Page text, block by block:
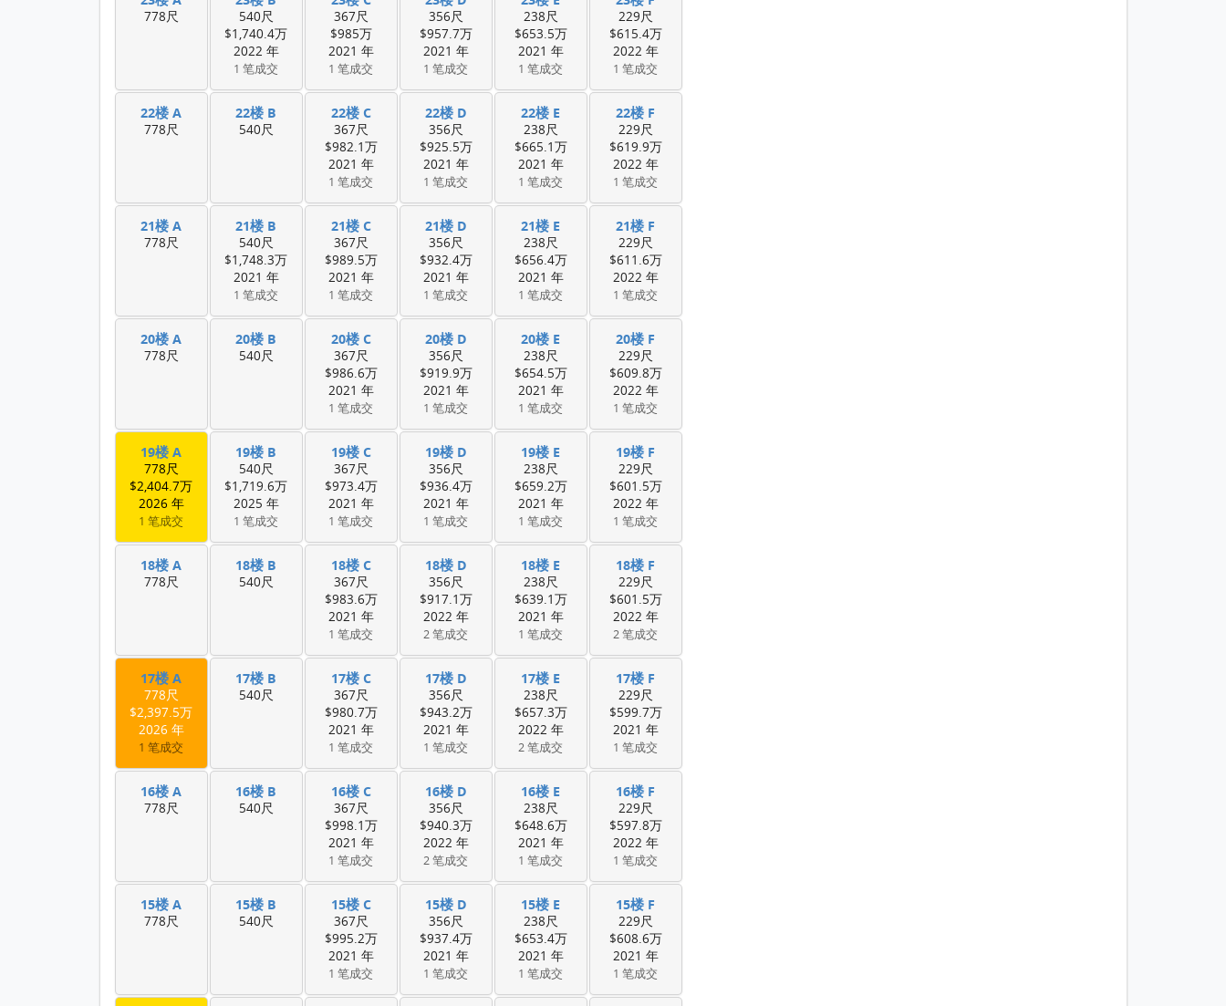
778尺
540尺
$1,740.4万
2022 年
1 笔成交
367尺
$985万
2021 年
1 笔成交
356尺
$957.7万
2021 年
1 笔成交
238尺
$653.5万
2021 年
1 笔成交
229尺
$615.4万
2022 年
1 笔成交
22楼 A
778尺
22楼 B
540尺
22楼 C
367尺
$982.1万
2021 年
1 笔成交
22楼 D
356尺
$925.5万
2021 年
1 笔成交
22楼 E
238尺
$665.1万
2021 年
1 笔成交
22楼 F
229尺
$619.9万
2022 年
1 笔成交
21楼 A
778尺
21楼 B
540尺
$1,748.3万
2021 年
1 笔成交
21楼 C
367尺
$989.5万
2021 年
1 笔成交
21楼 D
356尺
$932.4万
2021 年
1 笔成交
21楼 E
238尺
$656.4万
2021 年
1 笔成交
21楼 F
229尺
$611.6万
2022 年
1 笔成交
20楼 A
778尺
20楼 B
540尺
20楼 C
367尺
$986.6万
2021 年
1 笔成交
20楼 D
356尺
$919.9万
2021 年
1 笔成交
20楼 E
238尺
$654.5万
2021 年
1 笔成交
20楼 F
229尺
$609.8万
2022 年
1 笔成交
19楼 A
778尺
$2,404.7万
2026 年
1 笔成交
19楼 B
540尺
$1,719.6万
2025 年
1 笔成交
19楼 C
367尺
$973.4万
2021 年
1 笔成交
19楼 D
356尺
$936.4万
2021 年
1 笔成交
19楼 E
238尺
$659.2万
2021 年
1 笔成交
19楼 F
229尺
$601.5万
2022 年
1 笔成交
18楼 A
778尺
18楼 B
540尺
18楼 C
367尺
$983.6万
2021 年
1 笔成交
18楼 D
356尺
$917.1万
2022 年
2 笔成交
18楼 E
238尺
$639.1万
2021 年
1 笔成交
18楼 F
229尺
$601.5万
2022 年
2 笔成交
17楼 A
778尺
$2,397.5万
2026 年
1 笔成交
17楼 B
540尺
17楼 C
367尺
$980.7万
2021 年
1 笔成交
17楼 D
356尺
$943.2万
2021 年
1 笔成交
17楼 E
238尺
$657.3万
2022 年
2 笔成交
17楼 F
229尺
$599.7万
2021 年
1 笔成交
16楼 A
778尺
16楼 B
540尺
16楼 C
367尺
$998.1万
2021 年
1 笔成交
16楼 D
356尺
$940.3万
2022 年
2 笔成交
16楼 E
238尺
$648.6万
2021 年
1 笔成交
16楼 F
229尺
$597.8万
2022 年
1 笔成交
15楼 A
778尺
15楼 B
540尺
15楼 C
367尺
$995.2万
2021 年
1 笔成交
15楼 D
356尺
$937.4万
2021 年
1 笔成交
15楼 E
238尺
$653.4万
2021 年
1 笔成交
15楼 F
229尺
$608.6万
2021 年
1 笔成交